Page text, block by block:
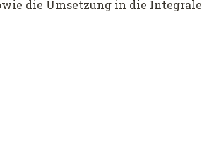
die Umsetzung in die Integrale